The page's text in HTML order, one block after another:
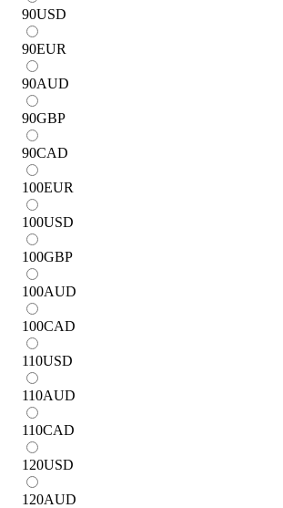
90USD
90EUR
90AUD
90GBP
90CAD
100EUR
100USD
100GBP
100AUD
100CAD
110USD
110AUD
110CAD
120USD
120AUD